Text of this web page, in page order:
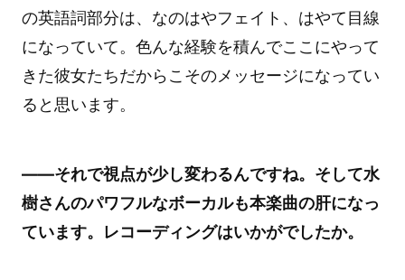
の英語詞部分は、なのはやフェイト、はやて目線
になっていて。色んな経験を積んでここにやって
きた彼女たちだからこそのメッセージになってい
ると思います。
――それで視点が少し変わるんですね。そして水
樹さんのパワフルなボーカルも本楽曲の肝になっ
ています。レコーディングはいかがでしたか。